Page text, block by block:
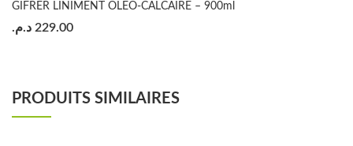
GIFRER LINIMENT OLEO-CALCAIRE – 900ml
229.00 د.م.
PRODUITS SIMILAIRES